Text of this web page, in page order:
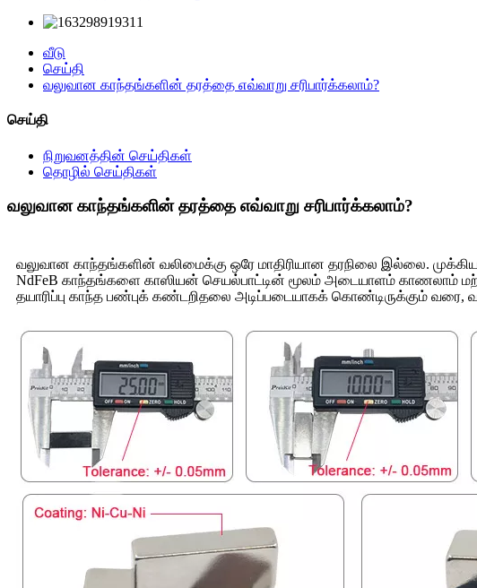
வீடு
செய்தி
வலுவான காந்தங்களின் தரத்தை எவ்வாறு சரிபார்க்கலாம்?
செய்தி
நிறுவனத்தின் செய்திகள்
தொழில் செய்திகள்
வலுவான காந்தங்களின் தரத்தை எவ்வாறு சரிபார்க்கலாம்?
வலுவான காந்தங்களின் வலிமைக்கு ஒரே மாதிரியான தரநிலை இல்லை.
NdFeB காந்தங்களை காஸியன் செயல்பாட்டின் மூலம் அடையாளம் காணலாம்
தயாரிப்பு காந்த பண்புக் கண்டறிதலை அடிப்படையாகக் கொண்டிருக்கும்